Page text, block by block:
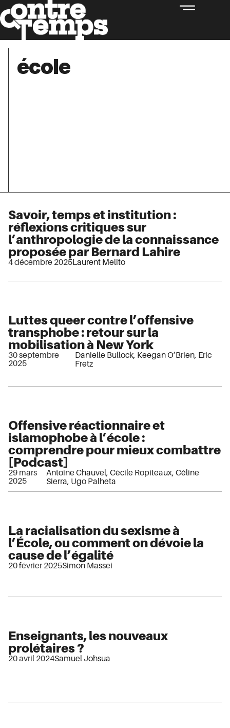
école
Savoir, temps et institution :
réflexions critiques sur
l’anthropologie de la connaissance
proposée par Bernard Lahire
4 décembre 2025Laurent Melito
Luttes queer contre l’offensive
transphobe : retour sur la
mobilisation à New York
30 septembre
2025
Danielle Bullock, Keegan O’Brien, Eric
Fretz
Offensive réactionnaire et
islamophobe à l’école :
comprendre pour mieux combattre
[Podcast]
29 mars
2025
Antoine Chauvel,Cécile Ropiteaux,Céline
Sierra, Ugo Palheta
La racialisation du sexisme à
l’École, ou comment on dévoie la
cause de l’égalité
20 février 2025Simon Massei
Enseignants, les nouveaux
prolétaires ?
20 avril 2024Samuel Johsua